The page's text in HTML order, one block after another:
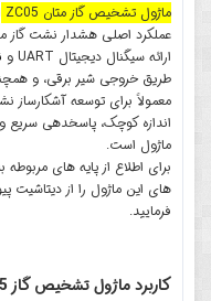
ماژول تشخیص گاز متان ZC05
عملکرد اصلی هشدار نشت گاز
ارائه سیگنال دیجیتال UART و
طریق خروجی شیر برقی، و
معمولاً برای توسعه آشکارساز
ماژول است.
برای اطلاع از پایه های
های این ماژول را از
فرمایید.
کاربرد ماژول تشخیص گاز ZC05: